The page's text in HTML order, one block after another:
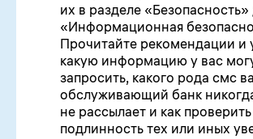
их в разделе «Безопасность»
«Информационная
Прочитайте рекомендации и
какую информацию у вас
запросить, какого рода смс
обслуживающий банк
не рассылает и как проверить
подлинность тех или иных